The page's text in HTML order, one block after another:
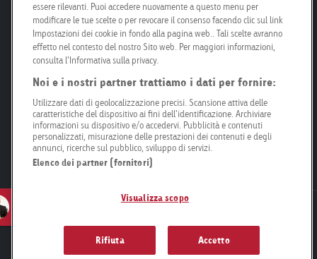
Goldbach Neo OOH AG
Bösch 67
6331 Hünenberg
info@goldbachneo.com
+41 58 455 50 00
Directions
Condizioni generali
Impostazioni dei cookie
essere rilevanti. Puoi accedere nuovamente a questo menu per
modificare le tue scelte o per revocare il consenso facendo clic sul link
Impostazioni dei cookie in fondo alla pagina web.. Tali scelte avranno
effetto nel contesto del nostro Sito web. Per maggiori informazioni,
consulta l'Informativa sulla privacy.
Noi e i nostri partner trattiamo i dati per fornire:
Utilizzare dati di geolocalizzazione precisi. Scansione attiva delle
caratteristiche del dispositivo ai fini dell’identificazione. Archiviare
informazioni su dispositivo e/o accedervi. Pubblicità e contenuti
personalizzati, misurazione delle prestazioni dei contenuti e degli
annunci, ricerche sul pubblico, sviluppo di servizi.
Elenco dei partner (fornitori)
Visualizza scopo
Rifiuta Accetto